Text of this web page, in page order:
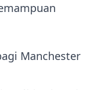
Manchester